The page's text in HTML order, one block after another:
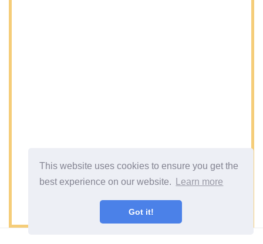
This website uses cookies to ensure you get the
best experience on our website.
Learn more
Got it!